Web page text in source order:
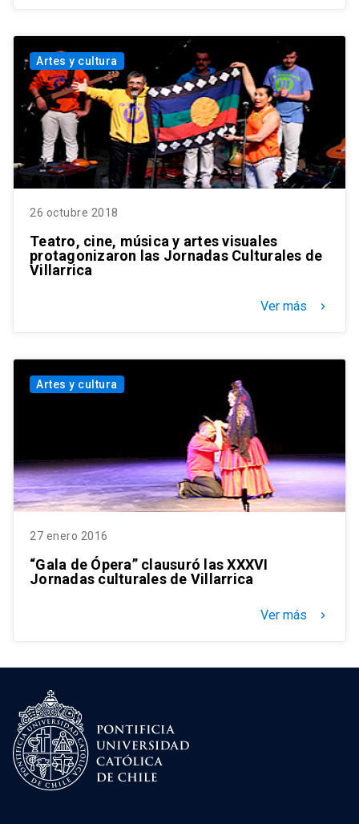
Artes y cultura
26 octubre 2018
Teatro, cine, música y artes visuales
protagonizaron las Jornadas Culturales de
Villarrica
Ver más keyboard_arrow_right
Artes y cultura
27 enero 2016
“Gala de Ópera” clausuró las XXXVI
Jornadas culturales de Villarrica
Ver más keyboard_arrow_right